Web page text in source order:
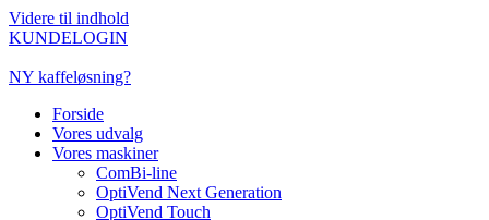
Videre til indhold
KUNDELOGIN
NY kaffeløsning?
Forside
Vores udvalg
Vores maskiner
ComBi-line
OptiVend Next Generation
OptiVend Touch